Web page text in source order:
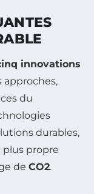
innovations
approches,
du
durables,
propre
de CO2.